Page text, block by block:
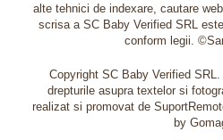
alte tehnici de indexare, cautare
scrisa a SC Baby Verified SRL
conform legii.
Copyright SC Baby Verified
drepturile asupra textelor si
realizat si promovat de
by